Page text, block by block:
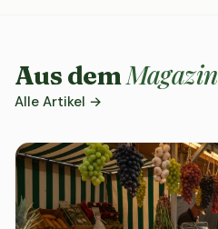
Aus demMagazin
Alle Artikel →